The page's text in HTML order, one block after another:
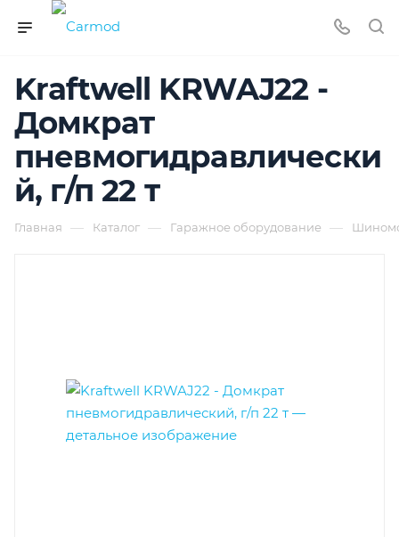
Kraftwell KRWAJ22 -
Домкрат
пневмогидравлически
й, г/п 22 т
Главная — Каталог — Гаражное оборудование —